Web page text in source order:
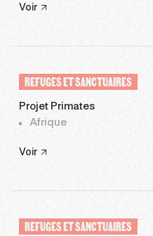
Voir
REFUGES ET SANCTUAIRES
Projet Primates
Afrique
Voir
REFUGES ET SANCTUAIRES